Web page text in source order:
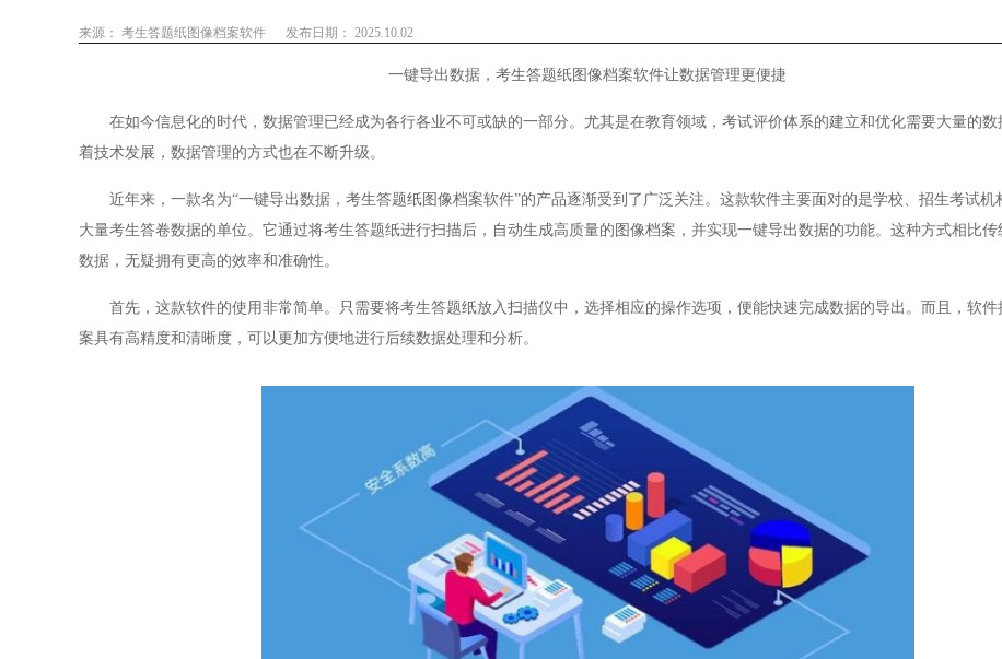
来源： 考生答题纸图像档案软件 发布日期： 2025.10.02
一键导出数据，考生答题纸图像档案软件让数据管理更便捷
在如今信息化的时代，数据管理已经成为各行各业不可或缺的一部分。尤其是在教育领域，考试评价体系的建立和优化需要大量的数
着技术发展，数据管理的方式也在不断升级。
近年来，一款名为“一键导出数据，考生答题纸图像档案软件”的产品逐渐受到了广泛关注。这款软件主要面对的是学校、招生考试机
大量考生答卷数据的单位。它通过将考生答题纸进行扫描后，自动生成高质量的图像档案，并实现一键导出数据的功能。这种方式相比传
数据，无疑拥有更高的效率和准确性。
首先，这款软件的使用非常简单。只需要将考生答题纸放入扫描仪中，选择相应的操作选项，便能快速完成数据的导出。而且，软件
案具有高精度和清晰度，可以更加方便地进行后续数据处理和分析。